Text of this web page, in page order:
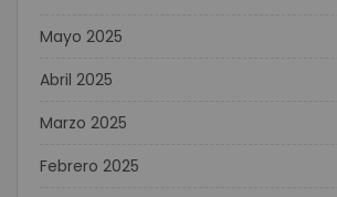
Mayo 2025
Abril 2025
Marzo 2025
Febrero 2025